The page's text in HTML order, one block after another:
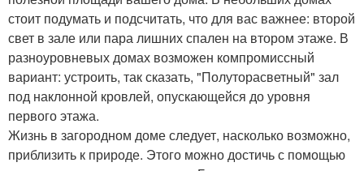
стоит подумать и подсчитать, что для вас важнее: второй
свет в зале или пара лишних спален на втором этаже. В
разноуровневых домах возможен компромиссный
вариант: устроить, так сказать, "Полуторасветный" зал
под наклонной кровлей, опускающейся до уровня
первого этажа.
Жизнь в загородном доме следует, насколько возможно,
приблизить к природе. Этого можно достичь с помощью